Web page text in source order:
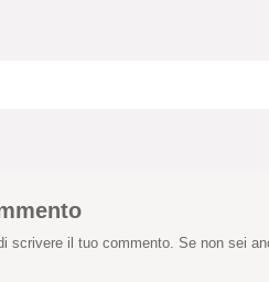
scrivere il tuo commento. Se non sei